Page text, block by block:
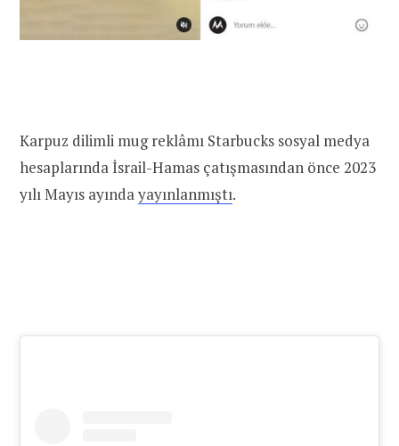
Karpuz dilimli mug reklâmı Starbucks sosyal medya
hesaplarında İsrail-Hamas çatışmasından önce 2023
yılı Mayıs ayındayayınlanmıştı.